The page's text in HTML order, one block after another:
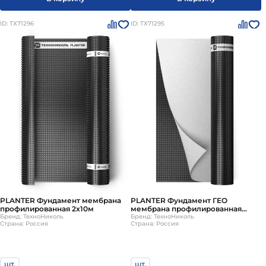
ID: ТХ71296
PLANTER Фундамент мембрана
профилированная 2x10м
Бренд: ТехноНиколь
Страна: Россия
шт.
ID: ТХ71295
PLANTER Фундамент ГЕО
мембрана профилированная
2x10м
Бренд: ТехноНиколь
Страна: Россия
шт.